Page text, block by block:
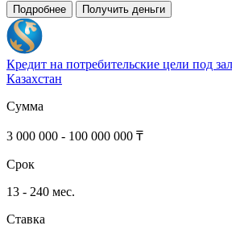
Подробнее Получить деньги
Кредит на потребительские цели под
Казахстан
Сумма
3 000 000 - 100 000 000 ₸
Срок
13 - 240 мес.
Ставка